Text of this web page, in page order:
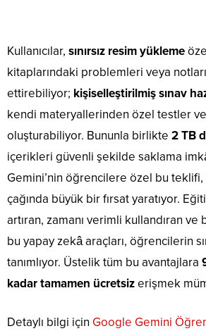
Kullanıcılar, sınırsız resim yükleme
kitaplarındaki problemleri veya
ettirebiliyor; kişiselleştirilmiş sınav
kendi materyallerinden özel testler
oluşturabiliyor. Bununla birlikte 2 TB
içerikleri güvenli şekilde saklama
Gemini’nin öğrencilere özel bu
çağında büyük bir fırsat yaratıyor.
artıran, zamanı verimli kullandıran
bu yapay zekâ araçları, öğrencilerin
tanımlıyor. Üstelik tüm bu avantajlara
kadar tamamen ücretsizerişmek
Detaylı bilgi için Google Gemini